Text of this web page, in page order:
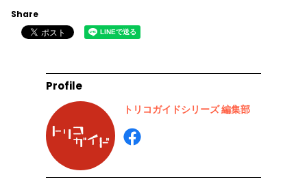
Share
Profile
トリコガイドシリーズ 編集部